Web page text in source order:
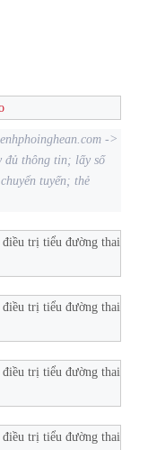
->
đủ thông tin; lấy số
tuyến; thẻ
trị tiểu đường thai
trị tiểu đường thai
trị tiểu đường thai
trị tiểu đường thai